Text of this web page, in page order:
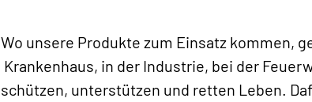
Wo unsere Produkte zum Einsatz kommen,
Krankenhaus, in der Industrie, bei der
schützen, unterstützen und retten Leben.